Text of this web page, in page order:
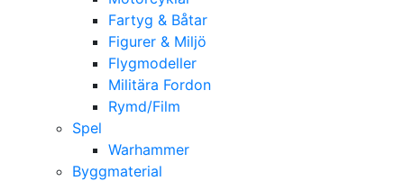
Fartyg & Båtar
Figurer & Miljö
Flygmodeller
Militära Fordon
Rymd/Film
Spel
Warhammer
Byggmaterial